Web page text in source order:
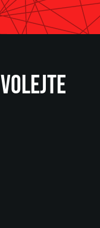
VOLEJTE